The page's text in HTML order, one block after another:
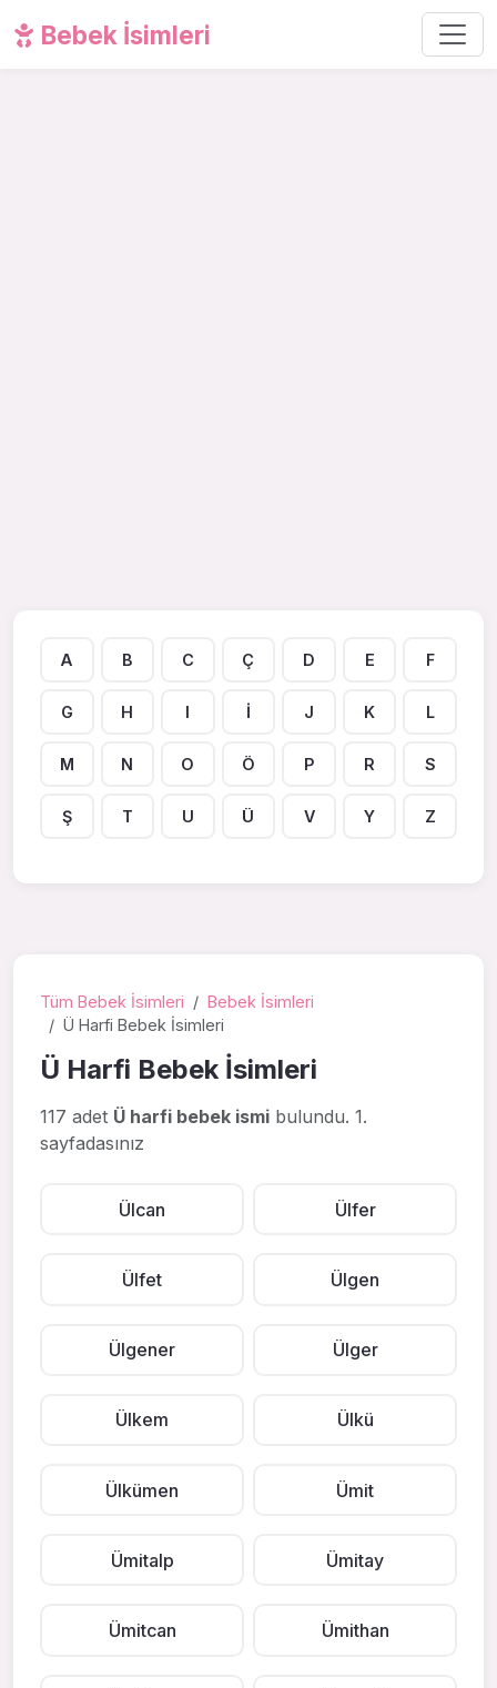
Bebek İsimleri
A B C Ç D E F
G H I İ J K L
M N O Ö P R S
Ş T U Ü V Y Z
Tüm Bebek İsimleri
Bebek İsimleri
Ü Harfi Bebek İsimleri
Ü Harfi Bebek İsimleri
117 adet Ü harfi bebek ismi bulundu. 1.
sayfadasınız
Ülcan Ülfer
Ülfet Ülgen
Ülgener Ülger
Ülkem Ülkü
Ülkümen Ümit
Ümitalp Ümitay
Ümitcan Ümithan